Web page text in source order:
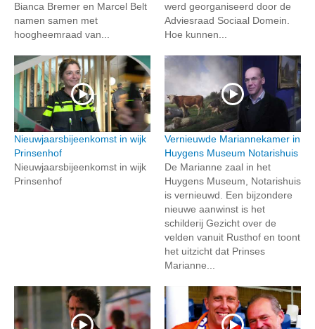
Bianca Bremer en Marcel Belt
namen samen met
hoogheemraad van...
werd georganiseerd door de
Adviesraad Sociaal Domein.
Hoe kunnen...
Nieuwjaarsbijeenkomst in wijk
Prinsenhof
Nieuwjaarsbijeenkomst in wijk
Prinsenhof
Vernieuwde Mariannekamer in
Huygens Museum Notarishuis
De Marianne zaal in het
Huygens Museum, Notarishuis
is vernieuwd. Een bijzondere
nieuwe aanwinst is het
schilderij Gezicht over de
velden vanuit Rusthof en toont
het uitzicht dat Prinses
Marianne...